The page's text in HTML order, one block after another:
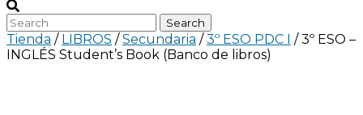
Tienda / LIBROS /Secundaria /3º ESO PDC I / 3º ESO –
INGLÉS Student’s Book (Banco de libros)